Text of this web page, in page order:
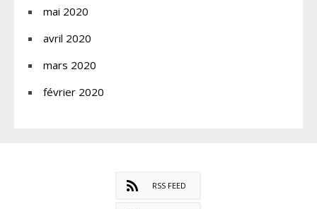
mai 2020
avril 2020
mars 2020
février 2020
RSS FEED